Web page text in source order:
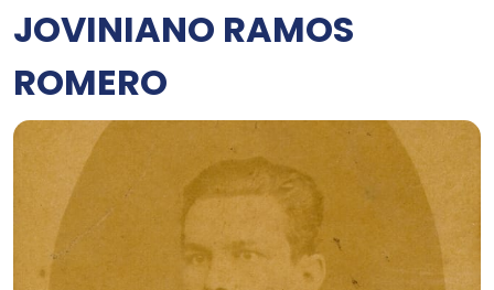
JOVINIANO RAMOS
ROMERO